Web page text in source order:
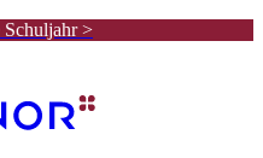
Schuljahr >